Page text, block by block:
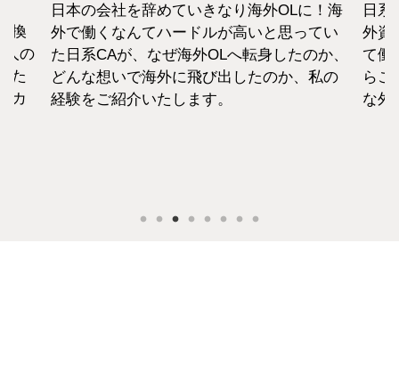
換
人の
た
カ
日本の会社を辞めていきなり海外OLに！海
外で働くなんてハードルが高いと思ってい
た日系CAが、なぜ海外OLへ転身したのか、
どんな想いで海外に飛び出したのか、私の
経験をご紹介いたします。
日
外資
て働
らこ
な外